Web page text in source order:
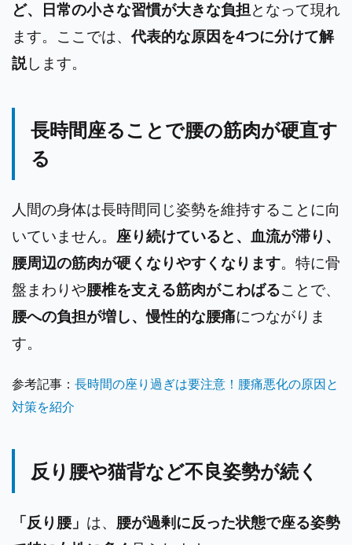
ど、日常の小さな習慣が大きな負担 となって現れ
ます。ここでは、代表的な原因を4つに分けて解
説します。
長時間座ることで腰の筋肉が硬直す
る
人間の身体は長時間同じ姿勢を維持することに向
いていません。 座り続けていると、血流が滞り、
腰周辺の筋肉が硬くなりやすくなります。特に骨
盤まわりや腰椎を支える筋肉がこわばることで、
腰への負担が増し、慢性的な腰痛につながりま
す。
参考記事： 長時間の座り過ぎは要注意！腰痛悪化の原因と
対策を紹介
反り腰や猫背など不良姿勢が続く
「反り腰」 は、 腰が過剰に反った状態で座る姿勢